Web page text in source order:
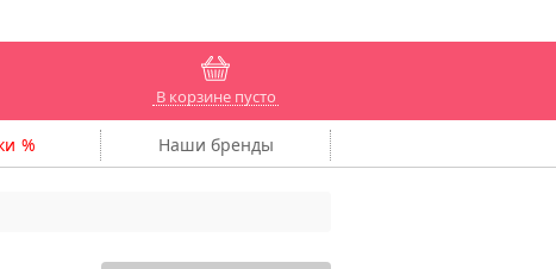
В корзине пусто
Наши бренды